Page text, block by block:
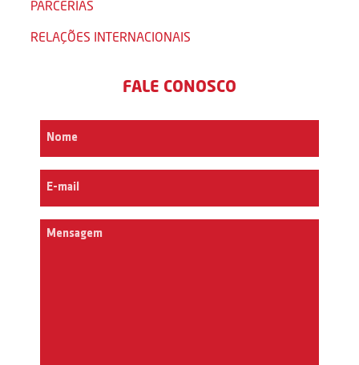
PARCERIAS
RELAÇÕES INTERNACIONAIS
FALE CONOSCO